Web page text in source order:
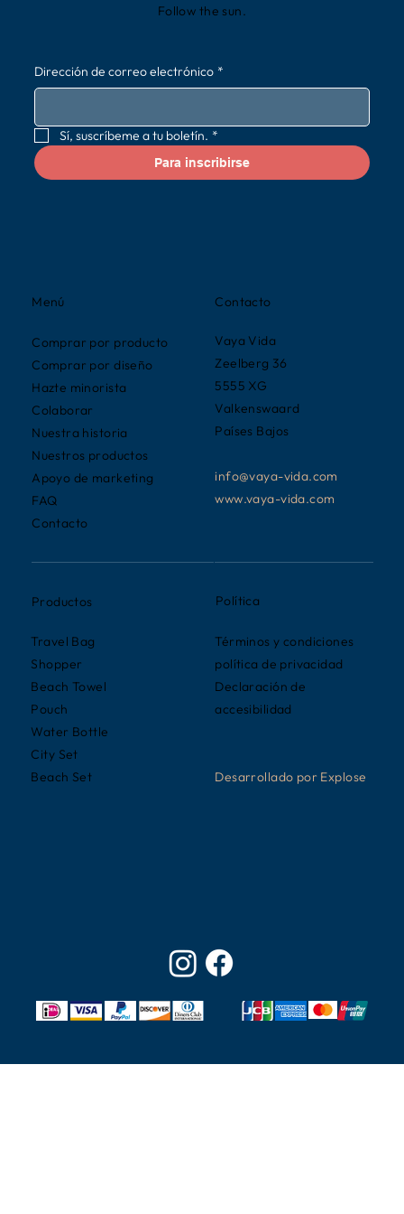
Contacto
Vaya Vida
Zeelberg 36
5555 XG
Valkenswaard
Países Bajos
info@vaya-vida.com
www.vaya-vida.com
Menú
Comprar por producto
Comprar por diseño
Hazte minorista
Colaborar
Nuestra historia
Nuestros productos
Apoyo de marketing
FAQ
Contacto
Productos
Travel Bag
Shopper
Beach Towel
Pouch
Water Bottle
City Set
Beach Set
Política
Términos y condiciones
política de privacidad
Declaración de
accesibilidad
Desarrollado por Explose
Follow the sun.
Dirección de correo electrónico *
Sí, suscríbeme a tu boletín. *
Para inscribirse